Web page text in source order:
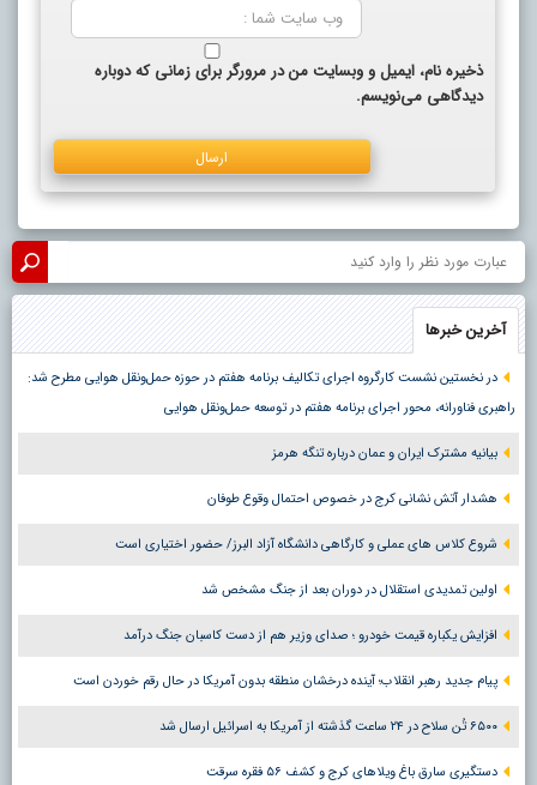
ذخیره نام، ایمیل و وبسایت من در مرورگر برای زمانی که دوباره
دیدگاهی می‌نویسم.
آخرین خبرها
در نخستین نشست کارگروه اجرای تکالیف برنامه هفتم در حوزه حمل‌ونقل هوایی مطرح شد:
راهبری فناورانه، محور اجرای برنامه هفتم در توسعه حمل‌ونقل هوایی
بیانیه مشترک ایران و عمان درباره تنگه هرمز
هشدار آتش نشانی کرج در خصوص احتمال وقوع طوفان
شروع کلاس های عملی و کارگاهی دانشگاه آزاد البرز/ حضور اختیاری است
اولین تمدیدی استقلال در دوران بعد از جنگ مشخص شد
افزایش یکباره قیمت خودرو ؛ صدای وزیر هم از دست کاسبان جنگ درآمد
پیام جدید رهبر انقلاب؛ آینده درخشان منطقه بدون آمریکا در حال رقم خوردن است
۶۵۰۰ تُن سلاح در ۲۴ ساعت گذشته از آمریکا به اسرائیل ارسال شد
دستگیری سارق باغ ویلاهای کرج و کشف ۵۶ فقره سرقت